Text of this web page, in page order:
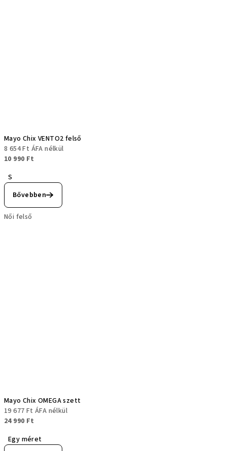
Mayo Chix VENTO2 felső
8 654 Ft ÁFA nélkül
10 990 Ft
S
Bővebben
Női felső
Mayo Chix OMEGA szett
19 677 Ft ÁFA nélkül
24 990 Ft
Egy méret